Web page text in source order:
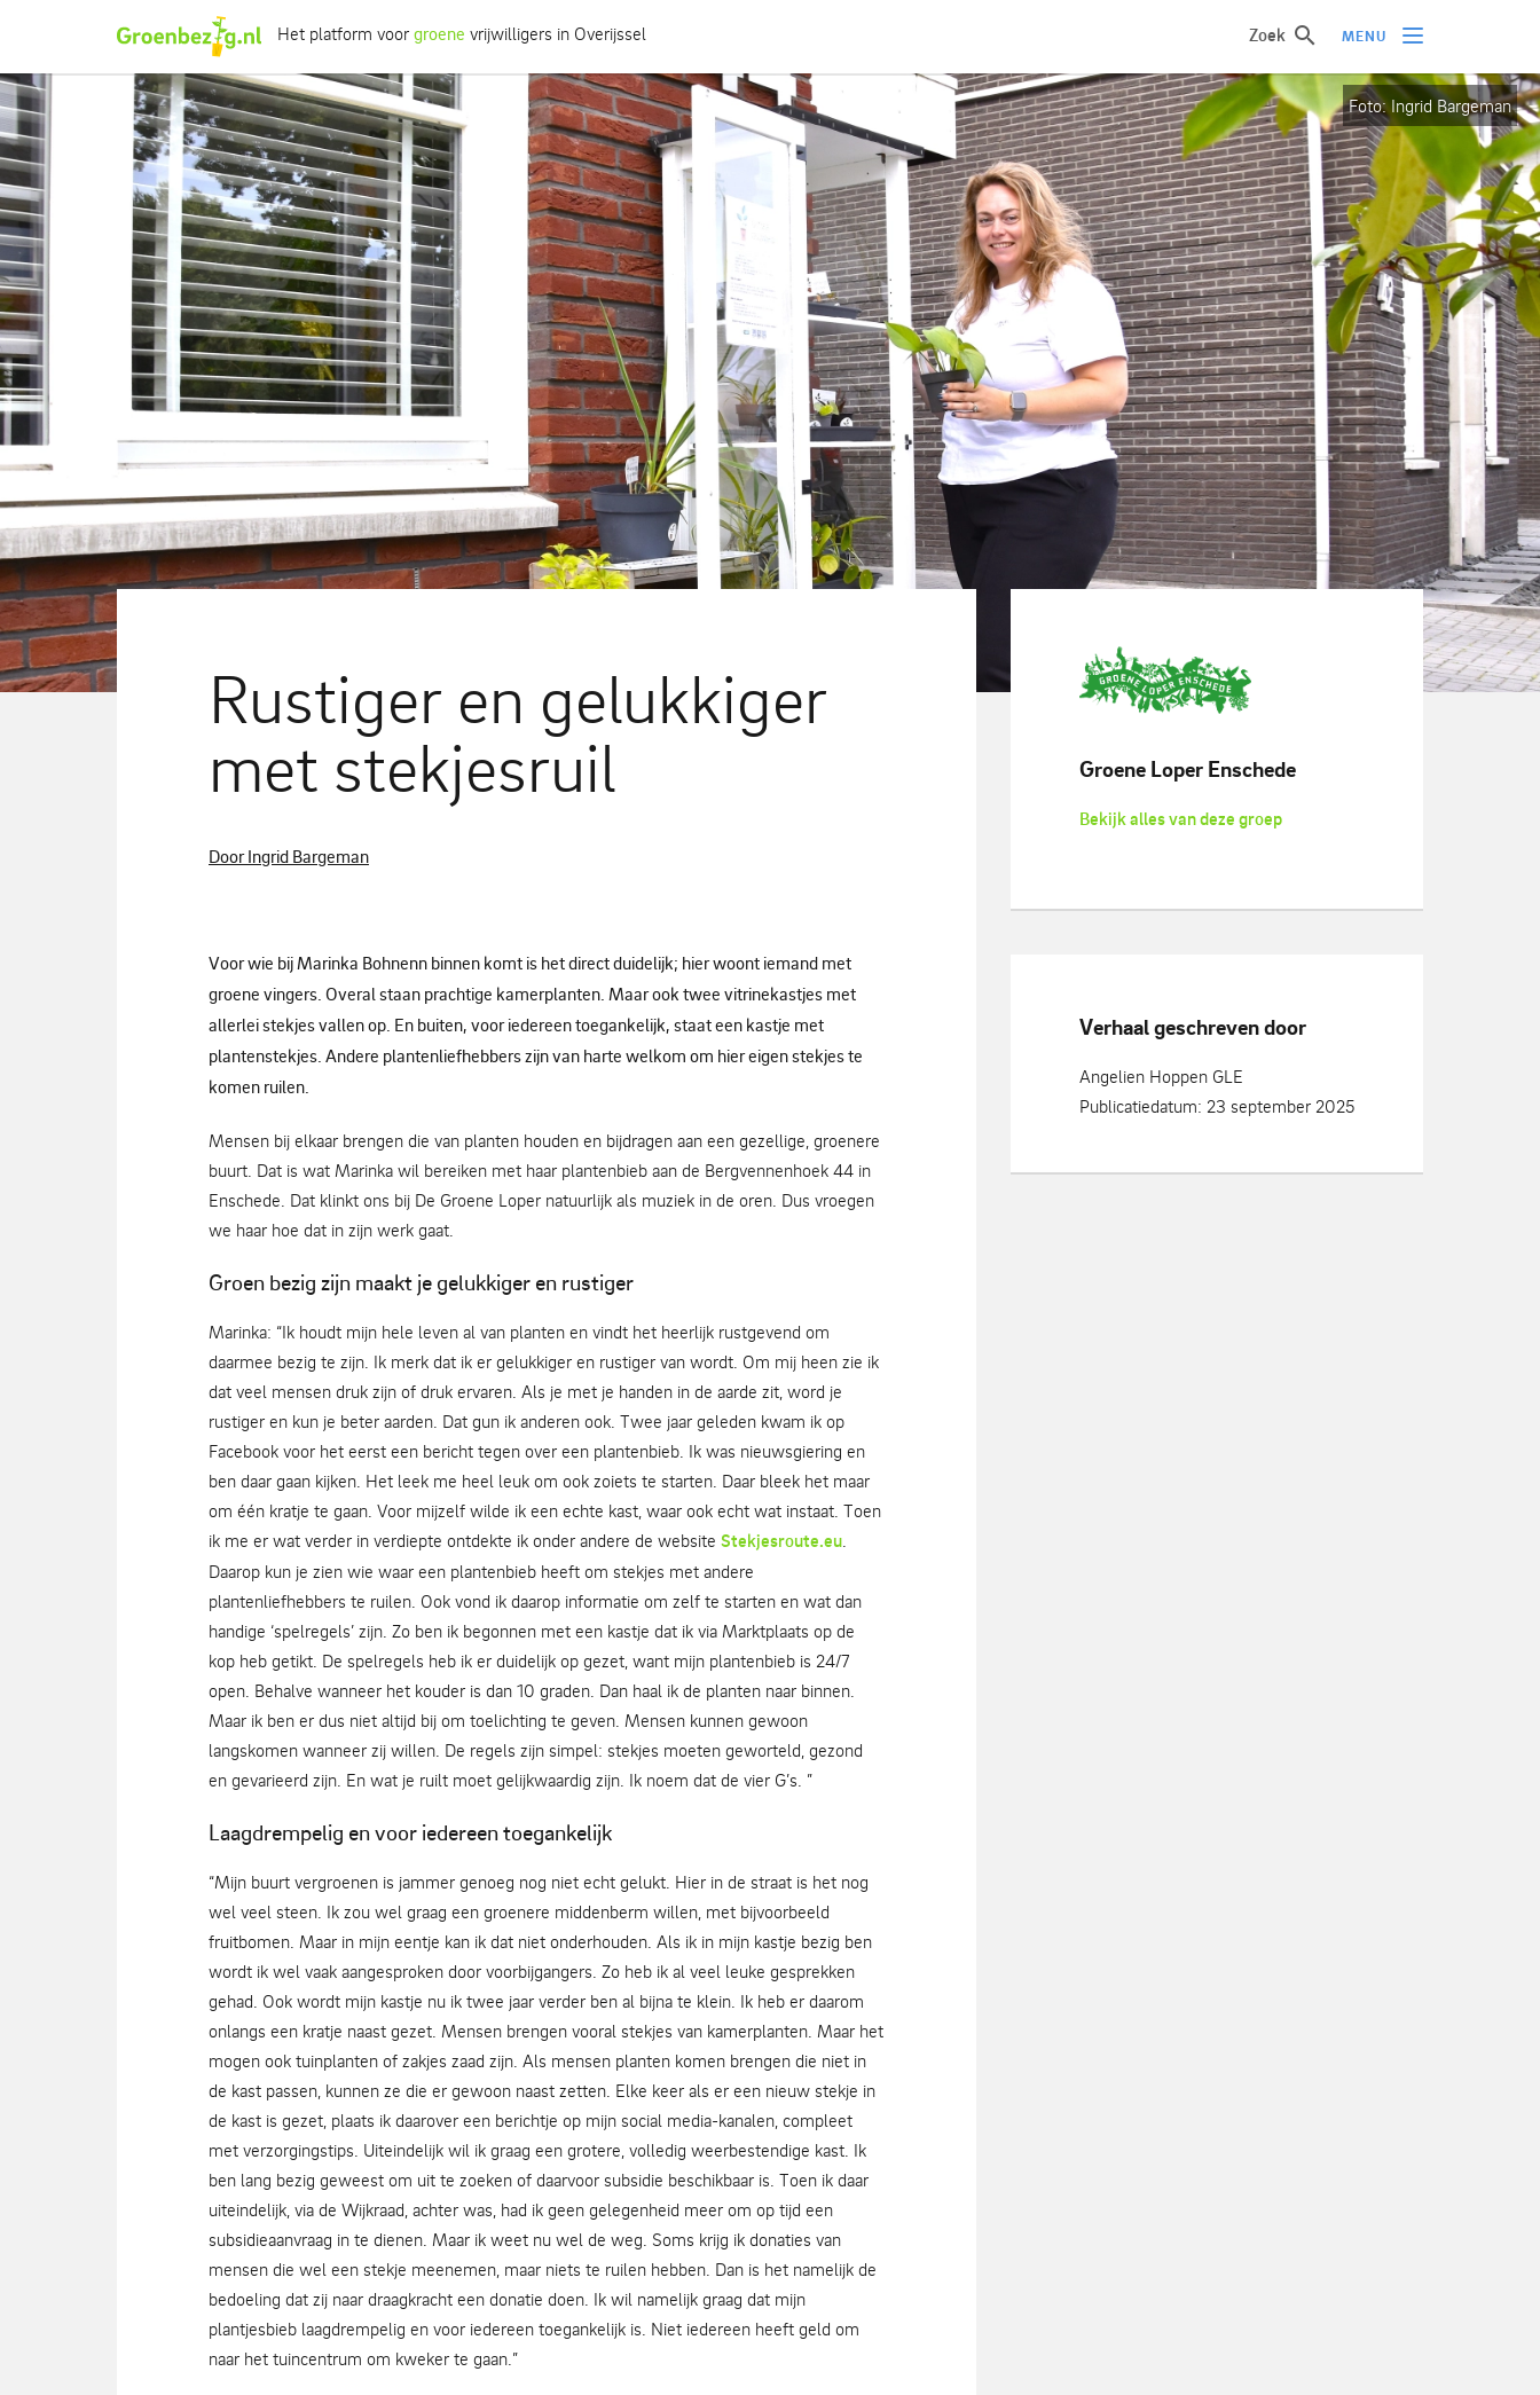
Het platform voor groene vrijwilligers in Overijssel Zoek MENU
Ik wil iets doen
Ik wil iets leren
Groepen of initiatieven
Verhalen uit het veld
Informatie
Over groenbezig
Hoe heeft jouw gemeente het geregeld?
Foto: Ingrid Bargeman
Rustiger en gelukkiger
met stekjesruil
Door Ingrid Bargeman
Voor wie bij Marinka Bohnenn binnen komt is het direct duidelijk; hier woont iemand met
groene vingers. Overal staan prachtige kamerplanten. Maar ook twee vitrinekastjes met
allerlei stekjes vallen op. En buiten, voor iedereen toegankelijk, staat een kastje met
plantenstekjes. Andere plantenliefhebbers zijn van harte welkom om hier eigen stekjes te
komen ruilen.
Mensen bij elkaar brengen die van planten houden en bijdragen aan een gezellige, groenere
buurt. Dat is wat Marinka wil bereiken met haar plantenbieb aan de Bergvennenhoek 44 in
Enschede. Dat klinkt ons bij De Groene Loper natuurlijk als muziek in de oren. Dus vroegen
we haar hoe dat in zijn werk gaat.
Groen bezig zijn maakt je gelukkiger en rustiger
Marinka: “Ik houdt mijn hele leven al van planten en vindt het heerlijk rustgevend om
daarmee bezig te zijn. Ik merk dat ik er gelukkiger en rustiger van wordt. Om mij heen zie ik
dat veel mensen druk zijn of druk ervaren. Als je met je handen in de aarde zit, word je
rustiger en kun je beter aarden. Dat gun ik anderen ook. Twee jaar geleden kwam ik op
Facebook voor het eerst een bericht tegen over een plantenbieb. Ik was nieuwsgiering en
ben daar gaan kijken. Het leek me heel leuk om ook zoiets te starten. Daar bleek het maar
om één kratje te gaan. Voor mijzelf wilde ik een echte kast, waar ook echt wat instaat. Toen
ik me er wat verder in verdiepte ontdekte ik onder andere de website Stekjesroute.eu.
Daarop kun je zien wie waar een plantenbieb heeft om stekjes met andere
plantenliefhebbers te ruilen. Ook vond ik daarop informatie om zelf te starten en wat dan
handige ‘spelregels’ zijn. Zo ben ik begonnen met een kastje dat ik via Marktplaats op de
kop heb getikt. De spelregels heb ik er duidelijk op gezet, want mijn plantenbieb is 24/7
open. Behalve wanneer het kouder is dan 10 graden. Dan haal ik de planten naar binnen.
Maar ik ben er dus niet altijd bij om toelichting te geven. Mensen kunnen gewoon
langskomen wanneer zij willen. De regels zijn simpel: stekjes moeten geworteld, gezond
en gevarieerd zijn. En wat je ruilt moet gelijkwaardig zijn. Ik noem dat de vier G’s. ”
Laagdrempelig en voor iedereen toegankelijk
“Mijn buurt vergroenen is jammer genoeg nog niet echt gelukt. Hier in de straat is het nog
wel veel steen. Ik zou wel graag een groenere middenberm willen, met bijvoorbeeld
fruitbomen. Maar in mijn eentje kan ik dat niet onderhouden. Als ik in mijn kastje bezig ben
wordt ik wel vaak aangesproken door voorbijgangers. Zo heb ik al veel leuke gesprekken
gehad. Ook wordt mijn kastje nu ik twee jaar verder ben al bijna te klein. Ik heb er daarom
onlangs een kratje naast gezet. Mensen brengen vooral stekjes van kamerplanten. Maar het
mogen ook tuinplanten of zakjes zaad zijn. Als mensen planten komen brengen die niet in
de kast passen, kunnen ze die er gewoon naast zetten. Elke keer als er een nieuw stekje in
de kast is gezet, plaats ik daarover een berichtje op mijn social media-kanalen, compleet
met verzorgingstips. Uiteindelijk wil ik graag een grotere, volledig weerbestendige kast. Ik
ben lang bezig geweest om uit te zoeken of daarvoor subsidie beschikbaar is. Toen ik daar
uiteindelijk, via de Wijkraad, achter was, had ik geen gelegenheid meer om op tijd een
subsidieaanvraag in te dienen. Maar ik weet nu wel de weg. Soms krijg ik donaties van
mensen die wel een stekje meenemen, maar niets te ruilen hebben. Dan is het namelijk de
bedoeling dat zij naar draagkracht een donatie doen. Ik wil namelijk graag dat mijn
plantjesbieb laagdrempelig en voor iedereen toegankelijk is. Niet iedereen heeft geld om
naar het tuincentrum om kweker te gaan.”
Groene Loper Enschede
Bekijk alles van deze groep
Verhaal geschreven door
Angelien Hoppen GLE
Publicatiedatum: 23 september 2025